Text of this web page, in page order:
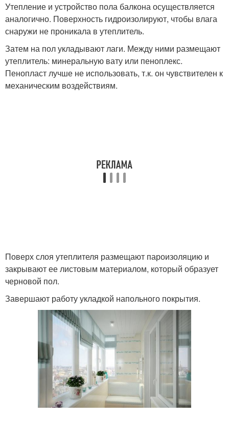
Утепление и устройство пола балкона осуществляется
аналогично. Поверхность гидроизолируют, чтобы влага
снаружи не проникала в утеплитель.
Затем на пол укладывают лаги. Между ними размещают
утеплитель: минеральную вату или пеноплекс.
Пенопласт лучше не использовать, т.к. он чувствителен к
механическим воздействиям.
Поверх слоя утеплителя размещают пароизоляцию и
закрывают ее листовым материалом, который образует
черновой пол.
Завершают работу укладкой напольного покрытия.